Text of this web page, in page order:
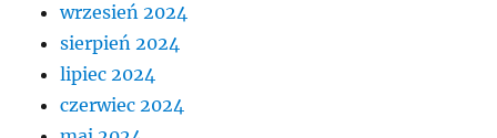
wrzesień 2024
sierpień 2024
lipiec 2024
czerwiec 2024